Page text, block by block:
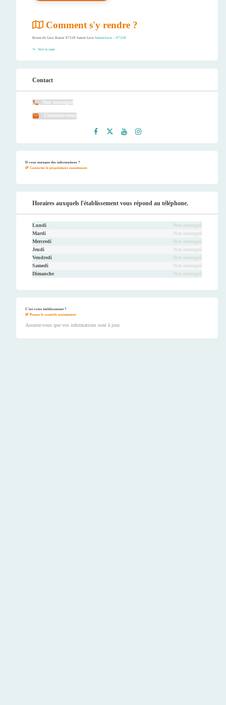
Comment s'y rendre ?
Route de Gros Raisin 97228 Sainte Luce Sainte-Luce – 97228
Voir la carte
Contact
Non renseigné
Contactez-nous
Il vous manque des informations ?
Contactez le propriétaire maintenant.
Horaires auxquels l'établissement vous répond au téléphone.
Lundi
Non renseigné
Mardi
Non renseigné
Mercredi
Non renseigné
Jeudi
Non renseigné
Vendredi
Non renseigné
Samedi
Non renseigné
Dimanche
Non renseigné
C'est votre établissement ?
Prenez le contrôle maintenant.
Assurez-vous que vos informations sont à jour.